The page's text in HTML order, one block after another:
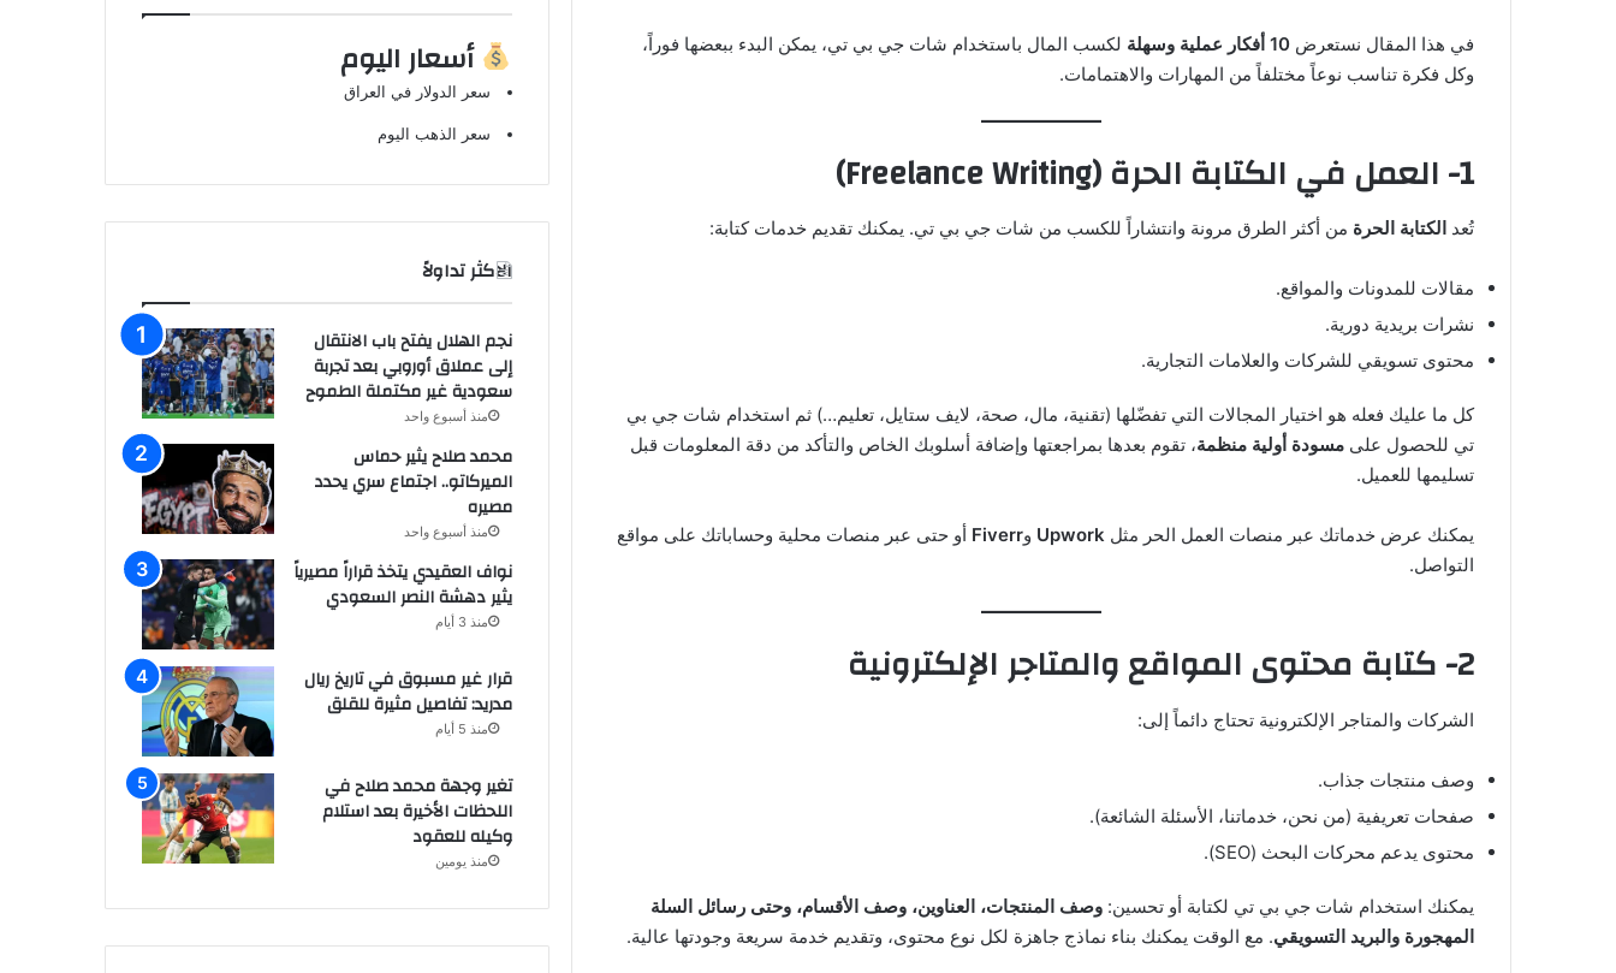
في هذا المقال نستعرض 10 أفكار عملية وسهلة
لكسب المال باستخدام شات جي بي تي، يمكن البدء ببعضها فوراً،
وكل فكرة تناسب نوعاً مختلفاً من المهارات والاهتمامات.
1- العمل في الكتابة الحرة (Freelance Writing)
تُعد الكتابة الحرة من أكثر الطرق مرونة وانتشاراً للكسب من شات جي بي تي. يمكنك تقديم خدمات كتابة:
مقالات للمدونات والمواقع.
نشرات بريدية دورية.
محتوى تسويقي للشركات والعلامات التجارية.
كل ما عليك فعله هو اختيار المجالات التي تفضّلها (تقنية، مال، صحة، لايف ستايل، تعليم…) ثم استخدام شات جي بي
تي للحصول على مسودة أولية منظمة، تقوم بعدها بمراجعتها وإضافة أسلوبك الخاص والتأكد من دقة المعلومات قبل
تسليمها للعميل.
يمكنك عرض خدماتك عبر منصات العمل الحر مثل Upwork وFiverr أو حتى عبر منصات محلية وحساباتك على مواقع
التواصل.
2- كتابة محتوى المواقع والمتاجر الإلكترونية
الشركات والمتاجر الإلكترونية تحتاج دائماً إلى:
وصف منتجات جذاب.
صفحات تعريفية (من نحن، خدماتنا، الأسئلة الشائعة).
محتوى يدعم محركات البحث (SEO).
يمكنك استخدام شات جي بي تي لكتابة أو تحسين: وصف المنتجات، العناوين، وصف الأقسام، وحتى رسائل السلة
المهجورة والبريد التسويقي. مع الوقت يمكنك بناء نماذج جاهزة لكل نوع محتوى، وتقديم خدمة سريعة وجودتها عالية.
أسعار اليوم
سعر الدولار في العراق
سعر الذهب اليوم
الاكثر تداولاً
نجم الهلال يفتح باب الانتقال
إلى عملاق أوروبي بعد تجربة
سعودية غير مكتملة الطموح
منذ أسبوع واحد
محمد صلاح يثير حماس
الميركاتو.. اجتماع سري يحدد
مصيره
منذ أسبوع واحد
نواف العقيدي يتخذ قراراً مصيرياً
يثير دهشة النصر السعودي
منذ 3 أيام
قرار غير مسبوق في تاريخ ريال
مدريد: تفاصيل مثيرة للقلق
منذ 5 أيام
تغير وجهة محمد صلاح في
اللحظات الأخيرة بعد استلام
وكيله للعقود
منذ يومين